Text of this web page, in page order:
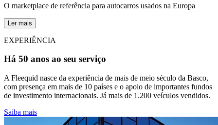
O marketplace de referência para autocarros usados na Europa
Ler mais
EXPERIÊNCIA
Há 50 anos ao seu serviço
A Fleequid nasce da experiência de mais de meio século da Basco,
com presença em mais de 10 países e o apoio de importantes fundos
de investimento internacionais. Já mais de 1.200 veículos vendidos.
Saiba mais